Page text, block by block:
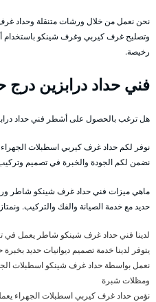
نحن نعمل من خلال ورشات متنقلة وحداد
وتصليح غرف كيربي وغرف شينكو باستخدام
رخيصة.
فني حداد درابزين درج
هل ترغب بالحصول على أشطر فني حداد
نوفر لكم حداد غرف كيربي اسطبلات
نضمن لكم الجودة والخبرة في تصميم وتركيب
ماهي ميزات فني حداد غرف شينكو شاطر
حديد مع خدمة الصيانة والفك والتركيب.
لدينا فني حداد غرف شينكو شاطر يعمل في
يتوفر لدينا خدمة تصميم ديوانيات حديد
نعمل بواسطة حداد غرف شينكو اسطبلات
ومظلات شبرة
نؤمن حداد غرف كيربي اسطبلات الجهراء